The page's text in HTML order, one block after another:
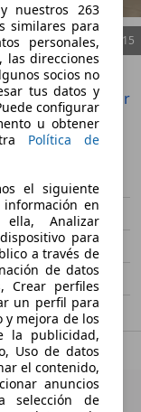
15
Compartir
nuestros 263
similares para
personales,
las direcciones
socios no
tus datos y
configurar
u obtener
Política de
el siguiente
en
Analizar
para
a través de
de datos
Crear perfiles
un perfil para
y mejora de los
la publicidad,
Uso de datos
el contenido,
anuncios
selección de